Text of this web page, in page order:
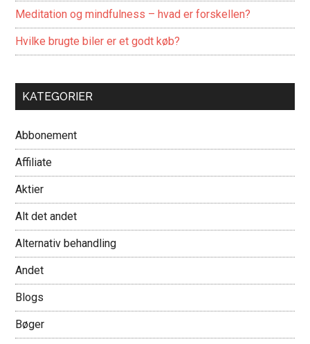
Meditation og mindfulness – hvad er forskellen?
Hvilke brugte biler er et godt køb?
KATEGORIER
Abbonement
Affiliate
Aktier
Alt det andet
Alternativ behandling
Andet
Blogs
Bøger